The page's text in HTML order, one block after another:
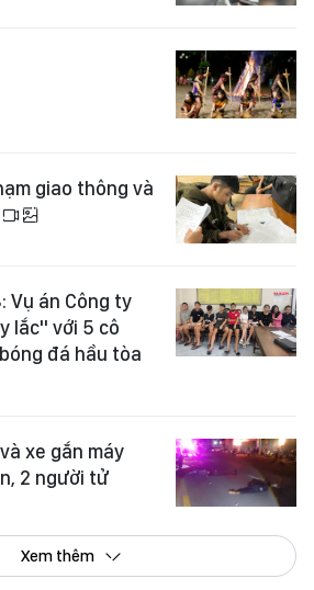
giao thông và
Vụ án Công ty
lắc" với 5 cô
đá hầu tòa
xe gắn máy
2 người tử
Xem thêm